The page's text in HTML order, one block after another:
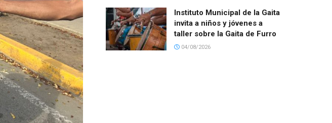
Instituto Municipal de la Gaita
invita a niños y jóvenes a
taller sobre la Gaita de Furro
04/08/2026